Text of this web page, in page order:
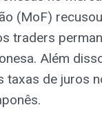
(MoF)
traders
Além
de juros